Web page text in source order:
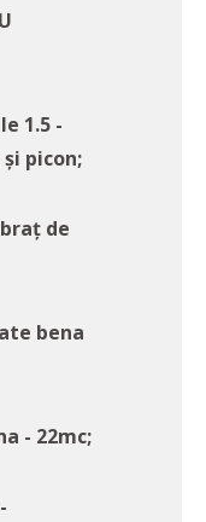
1.5 -
picon;
de
bena
- 22mc;